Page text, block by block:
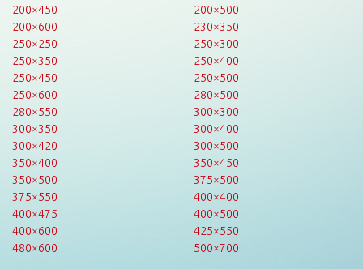
200×450
200×500
200×600
230×350
250×250
250×300
250×350
250×400
250×450
250×500
250×600
280×500
280×550
300×300
300×350
300×400
300×420
300×500
350×400
350×450
350×500
375×500
375×550
400×400
400×475
400×500
400×600
425×550
480×600
500×700